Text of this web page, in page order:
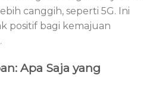
canggih, seperti 5G. Ini
positif bagi kemajuan
Apa Saja yang